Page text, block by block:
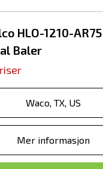
HLO-1210-
Baler
Waco, TX, US
Mer informasjon